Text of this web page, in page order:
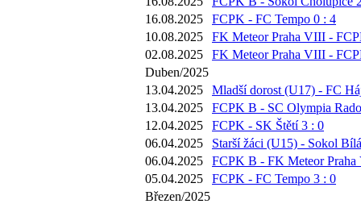
16.08.2025
FCPK - FC Tempo 0 : 4
10.08.2025
FK Meteor Praha VIII -
02.08.2025
FK Meteor Praha VIII -
Duben/2025
13.04.2025
Mladší dorost (U17) - FC
13.04.2025
FCPK B - SC Olympia
12.04.2025
FCPK - SK Štětí 3 : 0
06.04.2025
Starší žáci (U15) - Sokol
06.04.2025
FCPK B - FK Meteor
05.04.2025
FCPK - FC Tempo 3 : 0
Březen/2025